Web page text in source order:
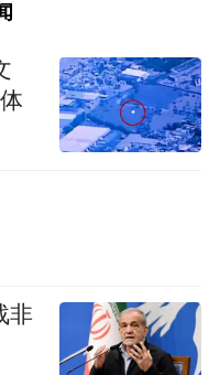
有“法味”，又要
法律、社会效果的
非